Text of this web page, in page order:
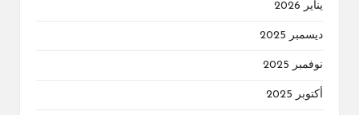
يناير 2026
ديسمبر 2025
نوفمبر 2025
أكتوبر 2025